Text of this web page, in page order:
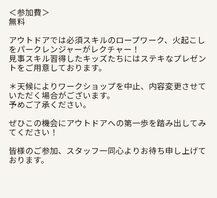
＜参加費＞
無料
アウトドアでは必須スキルのロープワーク、火起こし
をパークレンジャーがレクチャー！
見事スキル習得したキッズたちにはステキなプレゼン
トをご用意しております。
＊天候によりワークショップを中止、内容変更させて
いただく場合がございます。
予めご了承ください。
ぜひこの機会にアウトドアへの第一歩を踏み出してみ
てください！
皆様のご参加、スタッフ一同心よりお待ち申し上げて
おります。